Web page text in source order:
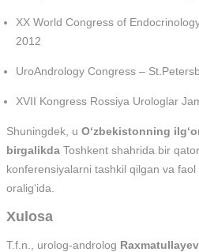
XX World Congress of
2012
UroAndrology Congress –
XVII Kongress Rossiya Urologlar
Shuningdek, u O‘zbekistonning
birgalikda Toshkent shahrida bir
konferensiyalarni tashkil qilgan va
oralig‘ida.
Xulosa
T.f.n., urolog-androlog